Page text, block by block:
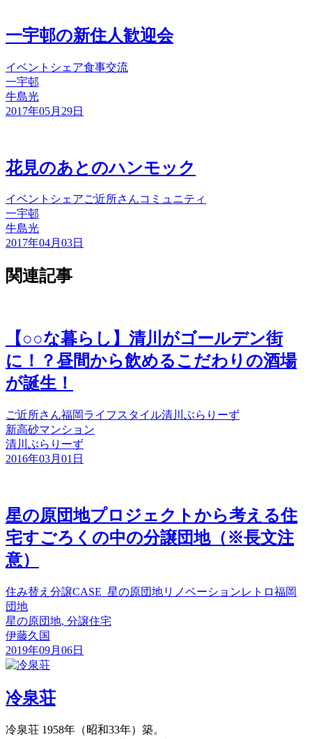
一宇邨の新住人歓迎会
イベント シェア食事交流
一宇邨
牛島光
2017年05月29日
花見のあとのハンモック
イベント シェアご近所さんコミュニティ
一宇邨
牛島光
2017年04月03日
関連記事
【○○な暮らし】清川がゴールデン街
に！？昼間から飲めるこだわりの酒場
が誕生！
ご近所さん福岡ライフスタイル清川ぶらりーず
新高砂マンション
清川ぶらりーず
2016年03月01日
星の原団地プロジェクトから考える住
宅すごろくの中の分譲団地（※長文注
意）
住み替え 分譲CASE_星の原団地リノベーションレトロ福岡
団地
星の原団地, 分譲住宅
伊藤久国
2019年09月06日
冷泉荘
冷泉荘 1958年（昭和33年）築。